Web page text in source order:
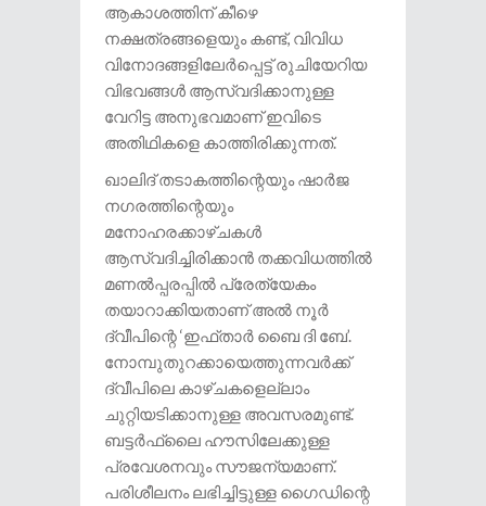
ആകാശത്തിന് കീഴെ
നക്ഷത്രങ്ങളെയും കണ്ട്, വിവിധ
വിനോദങ്ങളിലേർപ്പെട്ട് രുചിയേറിയ
വിഭവങ്ങൾ ആസ്വദിക്കാനുള്ള
വേറിട്ട അനുഭവമാണ് ഇവിടെ
അതിഥികളെ കാത്തിരിക്കുന്നത്.
ഖാലിദ് തടാകത്തിന്റെയും ഷാർജ
നഗരത്തിന്റെയും
മനോഹരക്കാഴ്ചകൾ
ആസ്വദിച്ചിരിക്കാൻ തക്കവിധത്തിൽ
മണൽപ്പരപ്പിൽ പ്രേത്യേകം
തയാറാക്കിയതാണ് അൽ നൂർ
ദ്വീപിന്റെ ‘ഇഫ്താർ ബൈ ദി ബേ’.
നോമ്പുതുറക്കായെത്തുന്നവർക്ക്
ദ്വീപിലെ കാഴ്ചകളെല്ലാം
ചുറ്റിയടിക്കാനുള്ള അവസരമുണ്ട്.
ബട്ടർഫ്ലൈ ഹൗസിലേക്കുള്ള
പ്രവേശനവും സൗജന്യമാണ്.
പരിശീലനം ലഭിച്ചിട്ടുള്ള ഗൈഡിന്റെ